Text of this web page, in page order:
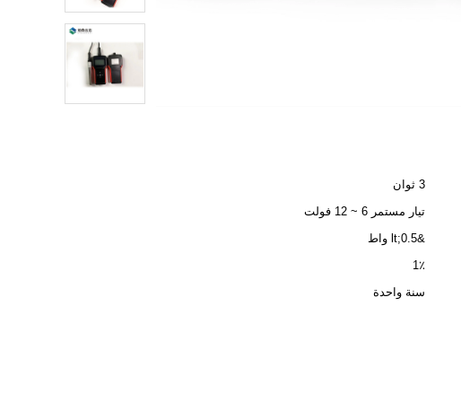
3 ثوان
تيار مستمر 6 ~ 12 فولت
&lt;0.5 واط
1٪
سنة واحدة